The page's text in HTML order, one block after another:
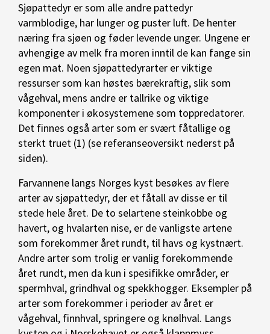
Sjøpattedyr er som alle andre pattedyr
varmblodige, har lunger og puster luft. De henter
næring fra sjøen og føder levende unger. Ungene er
avhengige av melk fra moren inntil de kan fange sin
egen mat. Noen sjøpattedyrarter er viktige
ressurser som kan høstes bærekraftig, slik som
vågehval, mens andre er tallrike og viktige
komponenter i økosystemene som toppredatorer.
Det finnes også arter som er svært fåtallige og
sterkt truet (1) (se referanseoversikt nederst på
siden).
Farvannene langs Norges kyst besøkes av flere
arter av sjøpattedyr, der et fåtall av disse er til
stede hele året. De to selartene steinkobbe og
havert, og hvalarten nise, er de vanligste artene
som forekommer året rundt, til havs og kystnært.
Andre arter som trolig er vanlig forekommende
året rundt, men da kun i spesifikke områder, er
spermhval, grindhval og spekkhogger. Eksempler på
arter som forekommer i perioder av året er
vågehval, finnhval, springere og knølhval. Langs